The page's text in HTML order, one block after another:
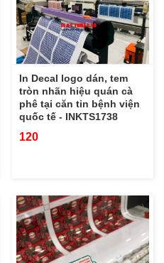
In Decal logo dán, tem
tròn nhãn hiệu quán cà
phê tại căn tin bệnh viện
quốc tế - INKTS1738
120